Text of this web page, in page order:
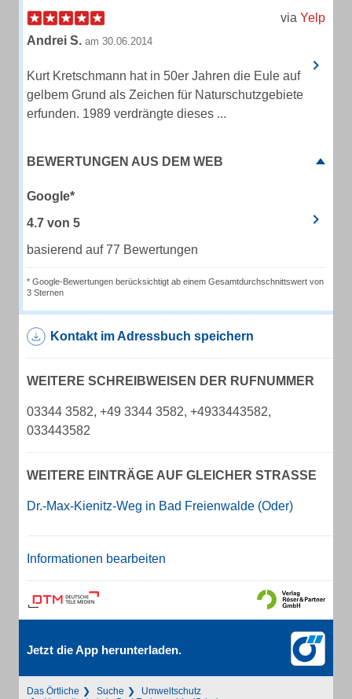
via Yelp
Andrei S. am 30.06.2014
Kurt Kretschmann hat in 50er Jahren die Eule auf
gelbem Grund als Zeichen für Naturschutzgebiete
erfunden. 1989 verdrängte dieses ...
BEWERTUNGEN AUS DEM WEB
Google*
4.7 von 5
basierend auf 77 Bewertungen
* Google-Bewertungen berücksichtigt ab einem Gesamtdurchschnittswert von
3 Sternen
Kontakt im Adressbuch speichern
WEITERE SCHREIBWEISEN DER RUFNUMMER
03344 3582, +49 3344 3582, +4933443582,
033443582
WEITERE EINTRÄGE AUF GLEICHER STRASSE
Dr.-Max-Kienitz-Weg in Bad Freienwalde (Oder)
Informationen bearbeiten
Jetzt die App herunterladen.
Das Örtliche Suche
Umweltschutz